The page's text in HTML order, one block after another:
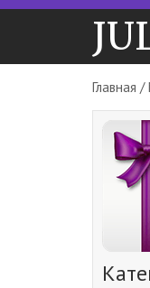
Главная /